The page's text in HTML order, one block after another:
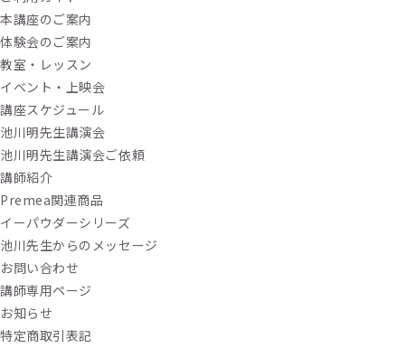
本講座のご案内
体験会のご案内
教室・レッスン
イベント・上映会
講座スケジュール
池川明先生講演会
池川明先生講演会ご依頼
講師紹介
Premea関連商品
イーパウダーシリーズ
池川先生からのメッセージ
お問い合わせ
講師専用ページ
お知らせ
特定商取引表記